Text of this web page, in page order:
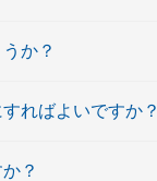
か？
ればよいですか？
？